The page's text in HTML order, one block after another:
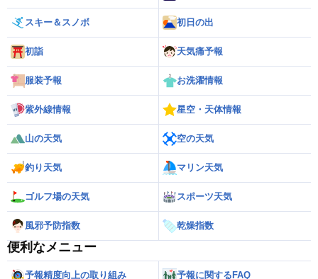
スキー＆スノボ 初日の出
初詣 天気痛予報
服装予報 お洗濯情報
紫外線情報 星空・天体情報
山の天気 空の天気
釣り天気 マリン天気
ゴルフ場の天気 スポーツ天気
風邪予防指数 乾燥指数
便利なメニュー
予報精度向上の取り組み 予報に関するFAQ